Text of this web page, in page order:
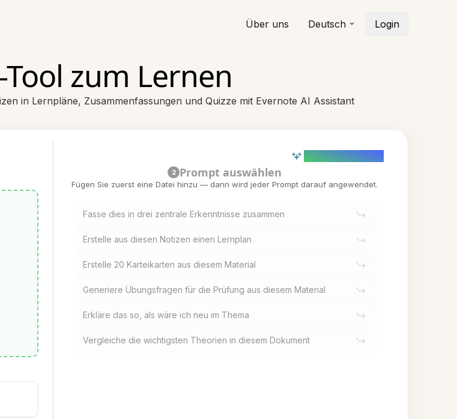
Über uns Deutsch Login
Tool zum Lernen
in Lernpläne, Zusammenfassungen und Quizze mit Evernote AI Assistant
2 Prompt auswählen
Fügen Sie zuerst eine Datei hinzu — dann wird jeder Prompt darauf angewendet.
Fasse dies in drei zentrale Erkenntnisse zusammen
Erstelle aus diesen Notizen einen Lernplan
Erstelle 20 Karteikarten aus diesem Material
Generiere Übungsfragen für die Prüfung aus diesem Material
Erkläre das so, als wäre ich neu im Thema
Vergleiche die wichtigsten Theorien in diesem Dokument